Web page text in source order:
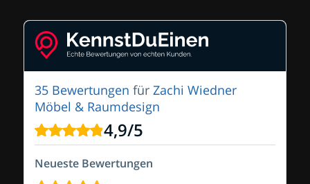
35 Bewertungen für Zachi Wiedner
Möbel & Raumdesign
4,9/5
Neueste Bewertungen